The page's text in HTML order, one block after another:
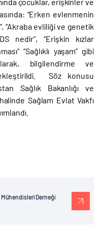
“Erken evlenmenin
“Akraba evliliği ve genetik
nedir”, “Erişkin kızlar
“Sağlıklı yaşam” gibi
bilgilendirme ve
Söz konusu
Sağlık Bakanlığı ve
Sağlam Evlat Vakfı
Derneği